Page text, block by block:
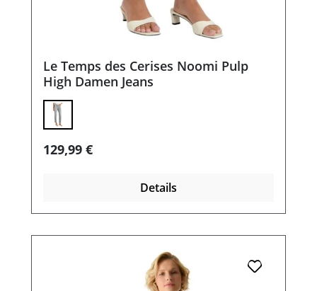
Le Temps des Cerises Noomi Pulp
High Damen Jeans
Regulärer Preis:
129,99 €
Details